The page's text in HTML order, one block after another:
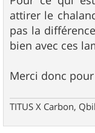
attirer le
pas la
bien avec ces
Merci donc
TITUS X Carbon,